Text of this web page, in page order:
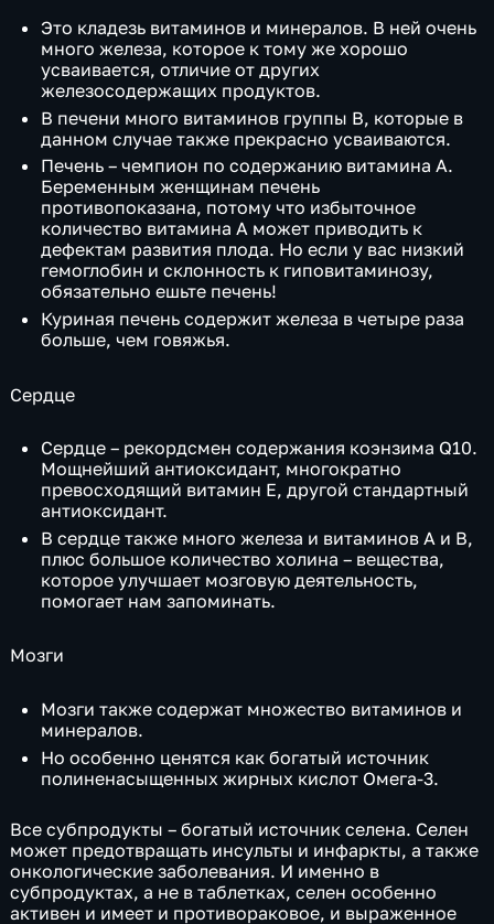
Это кладезь витаминов и минералов. В ней очень
много железа, которое к тому же хорошо
усваивается, отличие от других
железосодержащих продуктов.
В печени много витаминов группы B, которые в
данном случае также прекрасно усваиваются.
Печень – чемпион по содержанию витамина А.
Беременным женщинам печень
противопоказана, потому что избыточное
количество витамина А может приводить к
дефектам развития плода. Но если у вас низкий
гемоглобин и склонность к гиповитаминозу,
обязательно ешьте печень!
Куриная печень содержит железа в четыре раза
больше, чем говяжья.
Сердце
Сердце – рекордсмен содержания коэнзима Q10.
Мощнейший антиоксидант, многократно
превосходящий витамин Е, другой стандартный
антиоксидант.
В сердце также много железа и витаминов А и В,
плюс большое количество холина – вещества,
которое улучшает мозговую деятельность,
помогает нам запоминать.
Мозги
Мозги также содержат множество витаминов и
минералов.
Но особенно ценятся как богатый источник
полиненасыщенных жирных кислот Омега-3.
Все субпродукты – богатый источник селена. Селен
может предотвращать инсульты и инфаркты, а также
онкологические заболевания. И именно в
субпродуктах, а не в таблетках, селен особенно
активен и имеет и противораковое, и выраженное